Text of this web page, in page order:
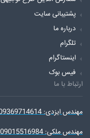
پشتیبانی سایت
درباره ما
تلگرام
اینستاگرام
فیس بوک
ارتباط با ما
مهندس ایزدی: 09369714614
مهندس ملکی: 09015516984